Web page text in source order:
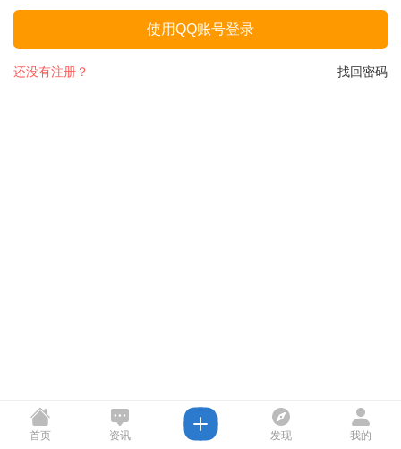
使用QQ账号登录
找回密码
还没有注册？
首页 资讯 发现 我的